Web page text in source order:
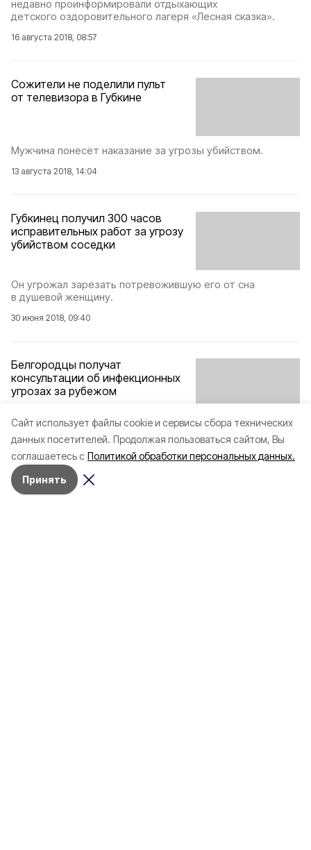
Cайт использует файлы cookie и сервисы сбора технических
данных посетителей. Продолжая пользоваться сайтом, Вы
соглашаетесь с Политикой обработки персональных данных.
Принять
недавно проинформировали отдыхающих
детского оздоровительного лагеря «Лесная сказка».
16 августа 2018, 08:57
Сожители не поделили пульт
от телевизора в Губкине
Мужчина понесёт наказание за угрозы убийством.
13 августа 2018, 14:04
Губкинец получил 300 часов
исправительных работ за угрозу
убийством соседки
Он угрожал зарезать потревожившую его от сна
в душевой женщину.
30 июня 2018, 09:40
Белгородцы получат
консультации об инфекционных
угрозах за рубежом
«Горячая линия» откроется 25 июня и продлится
до 9 июля.
22 июня 2018, 17:09